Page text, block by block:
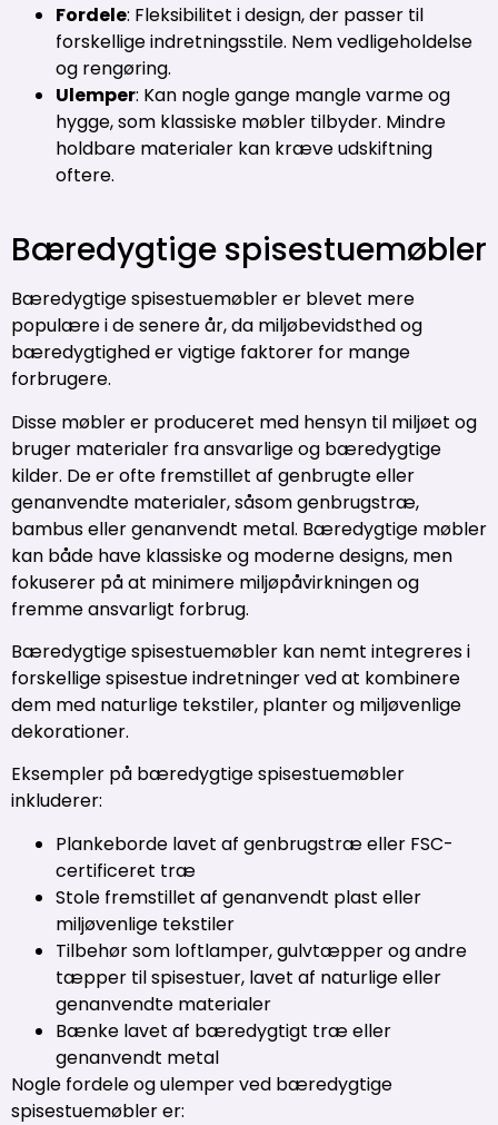
Fordele: Fleksibilitet i design, der passer til
forskellige indretningsstile. Nem vedligeholdelse
og rengøring.
Ulemper: Kan nogle gange mangle varme og
hygge, som klassiske møbler tilbyder. Mindre
holdbare materialer kan kræve udskiftning
oftere.
Bæredygtige spisestuemøbler
Bæredygtige spisestuemøbler er blevet mere
populære i de senere år, da miljøbevidsthed og
bæredygtighed er vigtige faktorer for mange
forbrugere.
Disse møbler er produceret med hensyn til miljøet og
bruger materialer fra ansvarlige og bæredygtige
kilder. De er ofte fremstillet af genbrugte eller
genanvendte materialer, såsom genbrugstræ,
bambus eller genanvendt metal. Bæredygtige møbler
kan både have klassiske og moderne designs, men
fokuserer på at minimere miljøpåvirkningen og
fremme ansvarligt forbrug.
Bæredygtige spisestuemøbler kan nemt integreres i
forskellige spisestue indretninger ved at kombinere
dem med naturlige tekstiler, planter og miljøvenlige
dekorationer.
Eksempler på bæredygtige spisestuemøbler
inkluderer:
Plankeborde lavet af genbrugstræ eller FSC-
certificeret træ
Stole fremstillet af genanvendt plast eller
miljøvenlige tekstiler
Tilbehør som loftlamper, gulvtæpper og andre
tæpper til spisestuer, lavet af naturlige eller
genanvendte materialer
Bænke lavet af bæredygtigt træ eller
genanvendt metal
Nogle fordele og ulemper ved bæredygtige
spisestuemøbler er: